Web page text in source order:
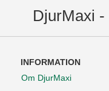
DjurMaxi
INFORMATION
Om DjurMaxi